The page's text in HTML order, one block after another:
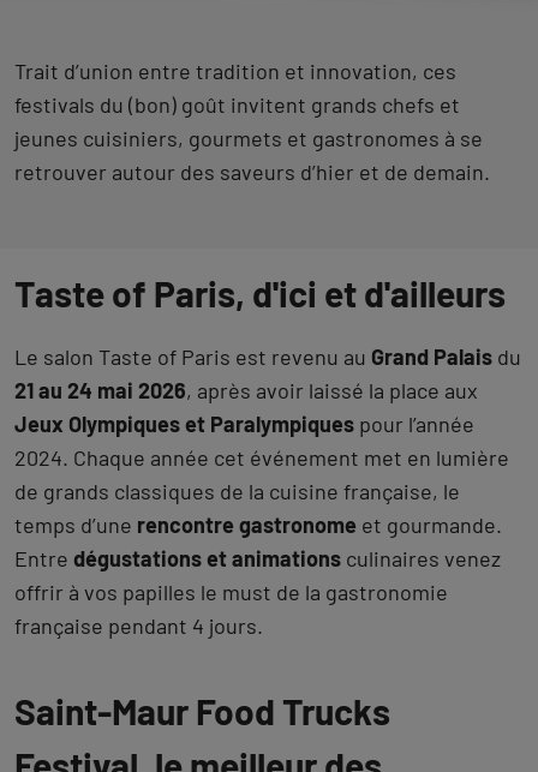
Trait d’union entre tradition et innovation, ces
festivals du (bon) goût invitent grands chefs et
jeunes cuisiniers, gourmets et gastronomes à se
retrouver autour des saveurs d’hier et de demain.
Taste of Paris, d'ici et d'ailleurs
Le salon Taste of Paris est revenu au Grand Palais du
21 au 24 mai 2026, après avoir laissé la place aux
Jeux Olympiques et Paralympiques pour l’année
2024. Chaque année cet événement met en lumière
de grands classiques de la cuisine française, le
temps d’une rencontre gastronome et gourmande.
Entre dégustations et animations culinaires venez
offrir à vos papilles le must de la gastronomie
française pendant 4 jours.
Saint-Maur Food Trucks